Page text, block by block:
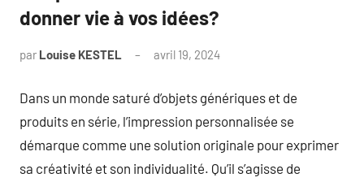
donner vie à vos idées?
par Louise KESTEL avril 19, 2024
Dans un monde saturé d’objets génériques et de
produits en série, l’impression personnalisée se
démarque comme une solution originale pour exprimer
sa créativité et son individualité. Qu’il s’agisse de